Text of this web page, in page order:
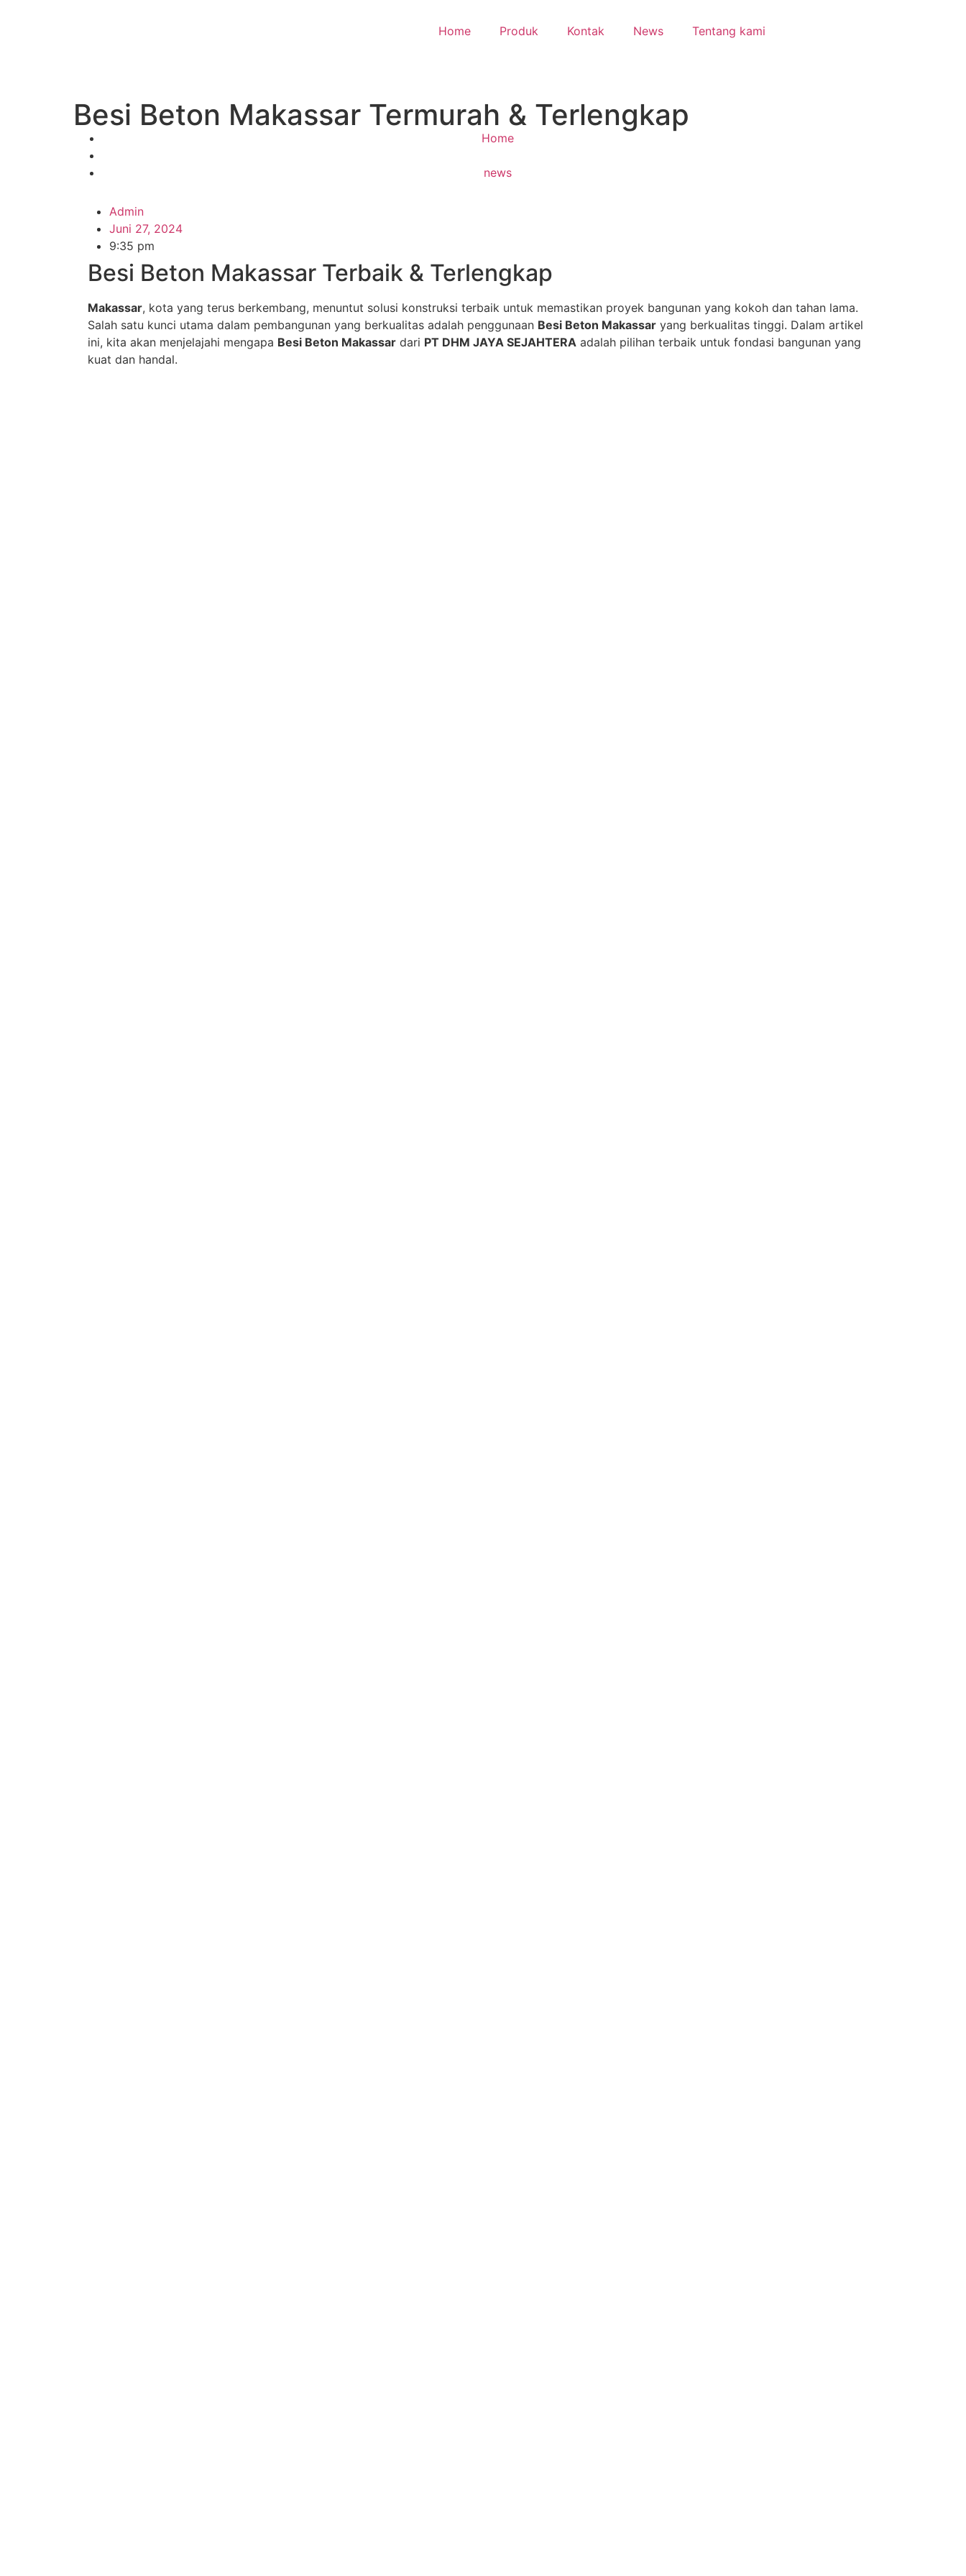
Home Produk Kontak News Tentang kami
Besi Beton Makassar Termurah & Terlengkap
Home
news
Admin
Juni 27, 2024
9:35 pm
Besi Beton Makassar Terbaik & Terlengkap
Makassar, kota yang terus berkembang, menuntut solusi konstruksi terbaik untuk memastikan proyek bangunan yang kokoh dan tahan lama.
Salah satu kunci utama dalam pembangunan yang berkualitas adalah penggunaan Besi Beton Makassar yang berkualitas tinggi. Dalam artikel
ini, kita akan menjelajahi mengapa Besi Beton Makassar dari PT DHM JAYA SEJAHTERA adalah pilihan terbaik untuk fondasi bangunan yang
kuat dan handal.